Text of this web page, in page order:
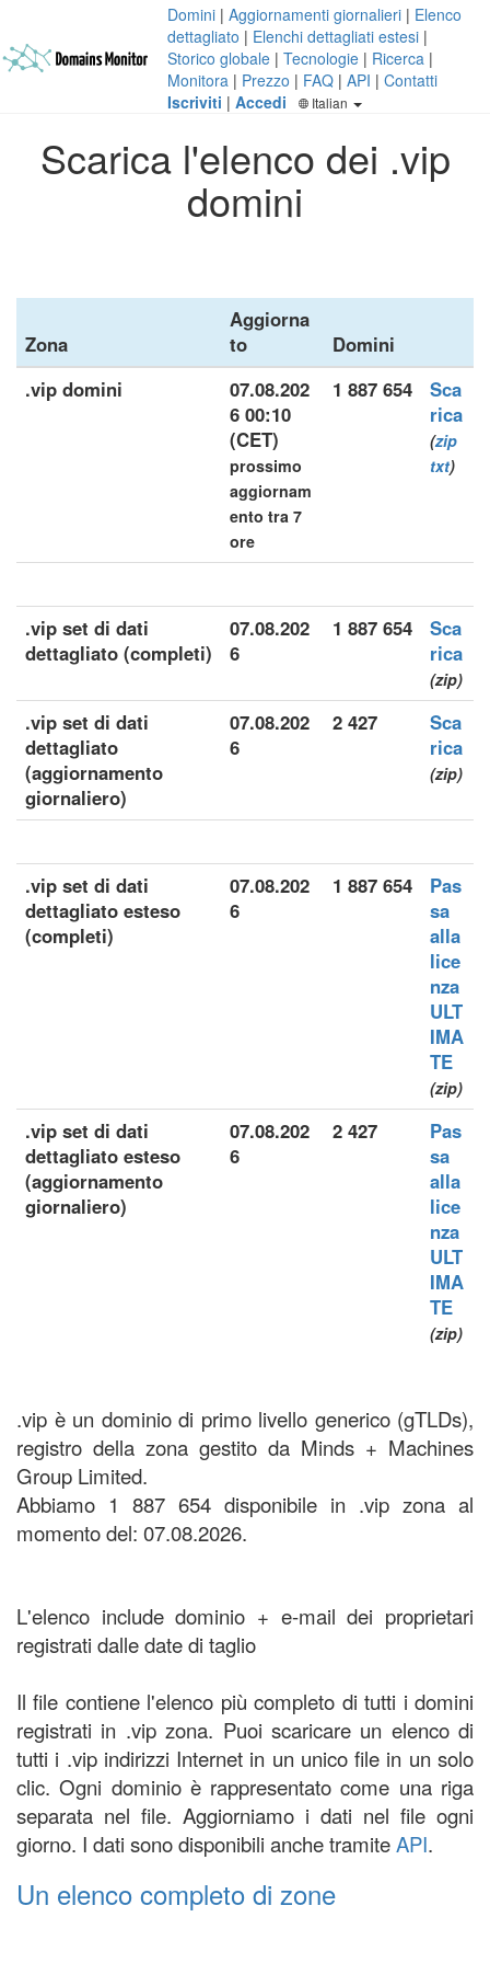
Domini | Aggiornamenti giornalieri | Elenco
dettagliato | Elenchi dettagliati estesi |
Storico globale | Tecnologie | Ricerca |
Monitora | Prezzo | FAQ | API | Contatti
Iscriviti | Accedi Italian
Scarica l'elenco dei .vip
domini
Zona
Aggiorna
to
Domini
.vip domini
07.08.202
6 00:10
(CET)
prossimo
aggiornam
ento tra 7
ore
1 887 654
Sca
rica
(zip
txt)
.vip set di dati
dettagliato (completi)
07.08.202
6
1 887 654
Sca
rica
(zip)
.vip set di dati
dettagliato
(aggiornamento
giornaliero)
07.08.202
6
2 427
Sca
rica
(zip)
.vip set di dati
dettagliato esteso
(completi)
07.08.202
6
1 887 654
Pas
sa
alla
lice
nza
ULT
IMA
TE
(zip)
.vip set di dati
dettagliato esteso
(aggiornamento
giornaliero)
07.08.202
6
2 427
Pas
sa
alla
lice
nza
ULT
IMA
TE
(zip)
.vip è un dominio di primo livello generico (gTLDs),
registro della zona gestito da Minds + Machines
Group Limited.
Abbiamo 1 887 654 disponibile in .vip zona al
momento del: 07.08.2026.
L'elenco include dominio + e-mail dei proprietari
registrati dalle date di taglio
Il file contiene l'elenco più completo di tutti i domini
registrati in .vip zona. Puoi scaricare un elenco di
tutti i .vip indirizzi Internet in un unico file in un solo
clic. Ogni dominio è rappresentato come una riga
separata nel file. Aggiorniamo i dati nel file ogni
giorno. I dati sono disponibili anche tramiteAPI.
Un elenco completo di zone